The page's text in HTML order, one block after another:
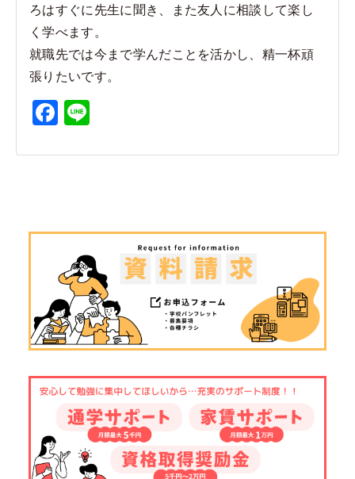
ろはすぐに先生に聞き、また友人に相談して楽し
く学べます。
就職先では今まで学んだことを活かし、精一杯頑
張りたいです。
F
c
o
o
k
e